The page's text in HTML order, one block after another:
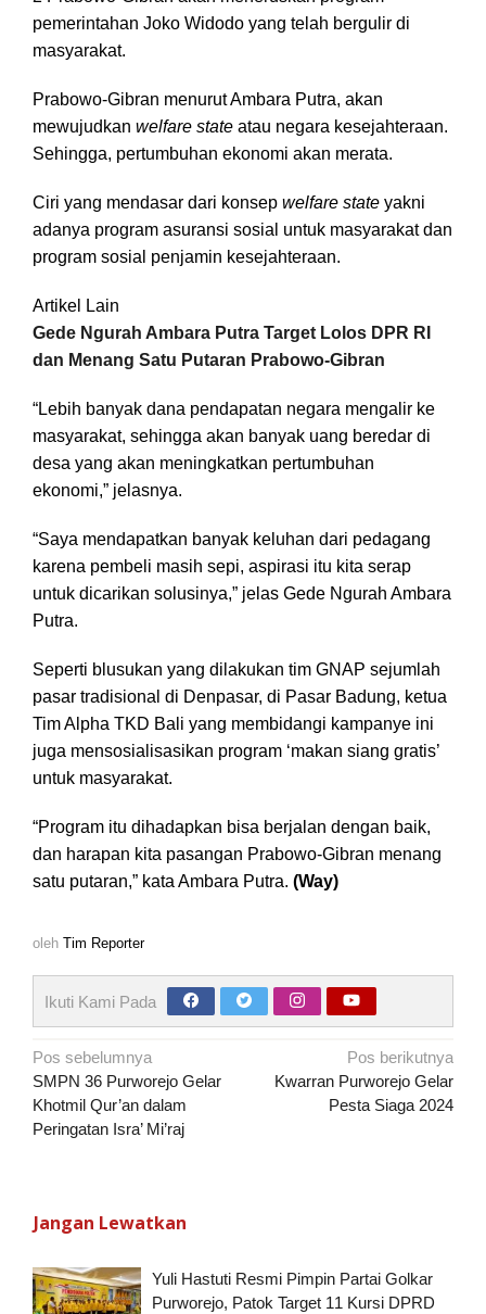
pemerintahan Joko Widodo yang telah bergulir di
masyarakat.
Prabowo-Gibran menurut Ambara Putra, akan
mewujudkan welfare state atau negara kesejahteraan.
Sehingga, pertumbuhan ekonomi akan merata.
Ciri yang mendasar dari konsep welfare state yakni
adanya program asuransi sosial untuk masyarakat dan
program sosial penjamin kesejahteraan.
Artikel Lain
Gede Ngurah Ambara Putra Target Lolos DPR RI
dan Menang Satu Putaran Prabowo-Gibran
“Lebih banyak dana pendapatan negara mengalir ke
masyarakat, sehingga akan banyak uang beredar di
desa yang akan meningkatkan pertumbuhan
ekonomi,” jelasnya.
“Saya mendapatkan banyak keluhan dari pedagang
karena pembeli masih sepi, aspirasi itu kita serap
untuk dicarikan solusinya,” jelas Gede Ngurah Ambara
Putra.
Seperti blusukan yang dilakukan tim GNAP sejumlah
pasar tradisional di Denpasar, di Pasar Badung, ketua
Tim Alpha TKD Bali yang membidangi kampanye ini
juga mensosialisasikan program ‘makan siang gratis’
untuk masyarakat.
“Program itu dihadapkan bisa berjalan dengan baik,
dan harapan kita pasangan Prabowo-Gibran menang
satu putaran,” kata Ambara Putra. (Way)
oleh Tim Reporter
Ikuti Kami Pada
Navigasi
pos
Pos sebelumnya
SMPN 36 Purworejo Gelar
Khotmil Qur’an dalam
Peringatan Isra’ Mi’raj
Pos berikutnya
Kwarran Purworejo Gelar
Pesta Siaga 2024
Jangan Lewatkan
Yuli Hastuti Resmi Pimpin Partai Golkar
Purworejo, Patok Target 11 Kursi DPRD